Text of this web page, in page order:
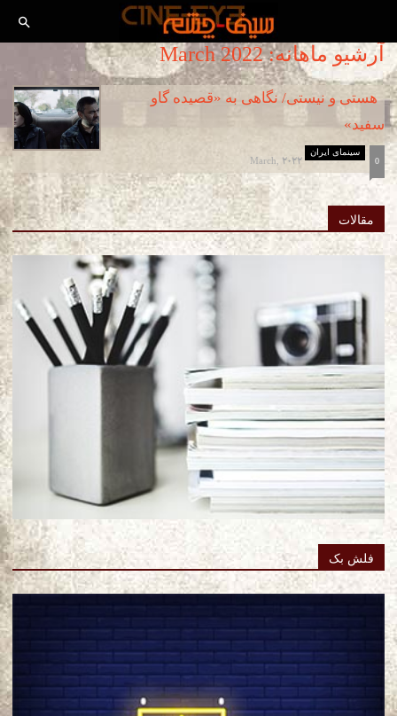
آرشیو ماهانه: March 2022
هستی و نیستی/ نگاهی به «قصیده گاو
سفید»
سینمای ایران
March, 2022 0
مقالات
فلش بک